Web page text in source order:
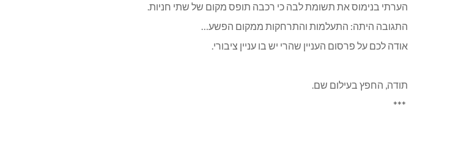
הערתי בנימוס את תשומת לבה כי רכבה תופס מקום של שתי חניות.
התגובה היתה: התעלמות והתרחקות ממקום הפשע…
אודה לכם על פרסום העניין שהרי יש בו עניין ציבורי.
תודה, החפץ בעילום שם.
***